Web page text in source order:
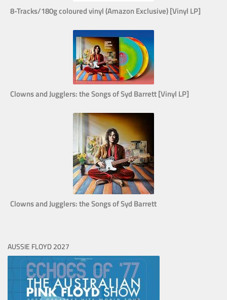
8-Tracks/180g coloured vinyl (Amazon Exclusive) [Vinyl LP]
Clowns and Jugglers: the Songs of Syd Barrett [Vinyl LP]
Clowns and Jugglers: the Songs of Syd Barrett
AUSSIE FLOYD 2027